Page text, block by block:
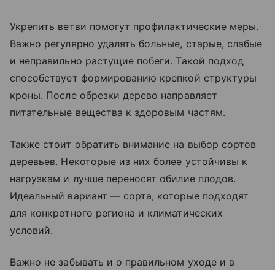
Укрепить ветви помогут профилактические меры.
Важно регулярно удалять больные, старые, слабые
и неправильно растущие побеги. Такой подход
способствует формированию крепкой структуры
кроны. После обрезки дерево направляет
питательные вещества к здоровым частям.
Также стоит обратить внимание на выбор сортов
деревьев. Некоторые из них более устойчивы к
нагрузкам и лучше переносят обилие плодов.
Идеальный вариант — сорта, которые подходят
для конкретного региона и климатических
условий.
Важно не забывать и о правильном уходе и в